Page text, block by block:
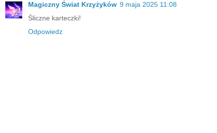
Magiczny Świat Krzyżyków 9 maja 2025 11:08
Śliczne karteczki!
Odpowiedz